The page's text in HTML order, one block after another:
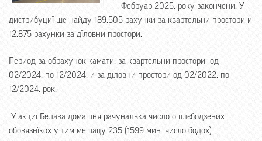
Фебруар 2025. року закончени. У
дистрибуциї ше найду 189.505 рахунки за квартельни простори и
12.875 рахунки за дїловни простори.
Период за обрахунок камати: за квартельни простори од
02/2024. по 12/2024. и за дїловни простори од 02/2022. по
12/2024. рок.
У акциї Белава домашня рачуналька число ошлєбодзених
обовязнїкох у тим мешацу 235 (1599 мин. число бодох).